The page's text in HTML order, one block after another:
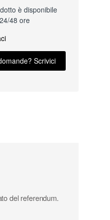
è disponibile
48 ore
Scrivici
del referendum.